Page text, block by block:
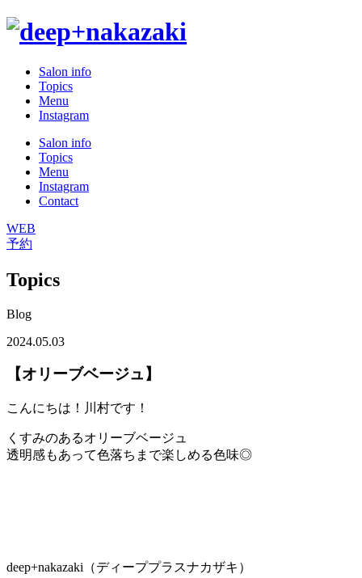
Salon info
Topics
Menu
Instagram
Salon info
Topics
Menu
Instagram
Contact
WEB
予約
Topics
Blog
2024.05.03
【オリーブベージュ】
こんにちは！川村です！
くすみのあるオリーブベージュ
透明感もあって色落ちまで楽しめる色味◎
deep+nakazaki （ディーププラスナカザキ）